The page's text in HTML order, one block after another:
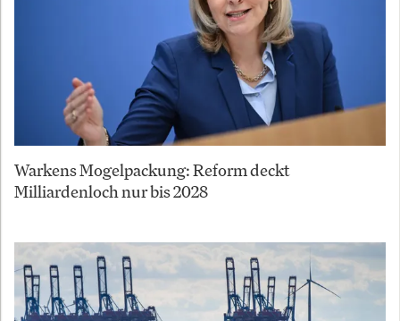
Warkens Mogelpackung: Reform deckt
Milliardenloch nur bis 2028